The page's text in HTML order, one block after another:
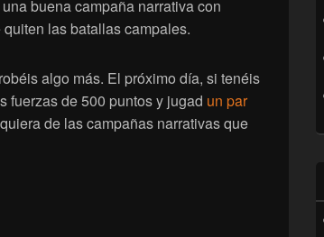
buena campaña narrativa con
las batallas campales.
algo más. El próximo día, si tenéis
fuerzas de 500 puntos y jugad un par
de las campañas narrativas que